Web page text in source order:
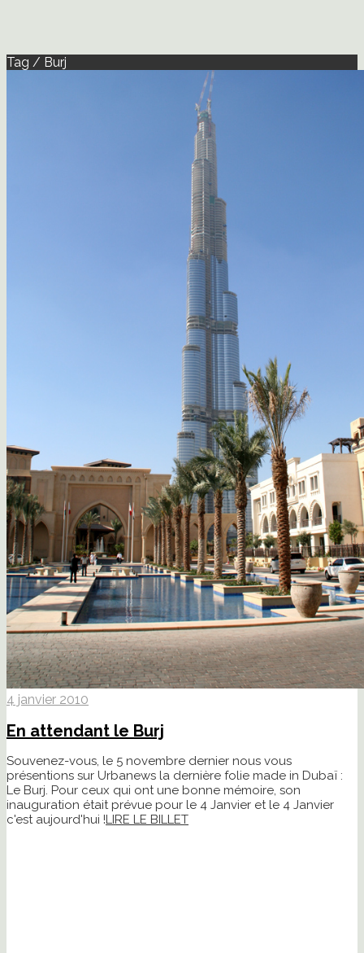
Tag / Burj
4 janvier 2010
En attendant le Burj
Souvenez-vous, le 5 novembre dernier nous vous
présentions sur Urbanews la dernière folie made in Dubaï :
Le Burj. Pour ceux qui ont une bonne mémoire, son
inauguration était prévue pour le 4 Janvier et le 4 Janvier
c'est aujourd'hui !LIRE LE BILLET